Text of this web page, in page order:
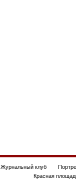
Журнальный клуб
Красная